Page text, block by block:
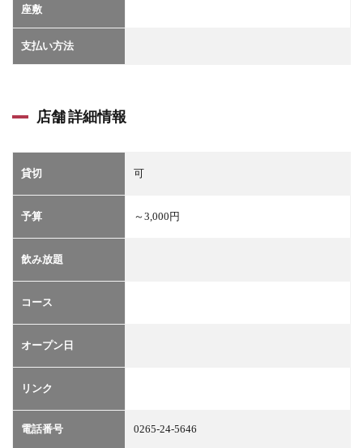
座敷
支払い方法
店舗 詳細情報
貸切 可
予算 ～3,000円
飲み放題
コース
オープン日
リンク
電話番号 0265-24-5646